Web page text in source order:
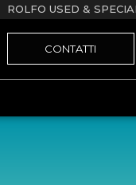
ROLFO USED &
CONTATTI